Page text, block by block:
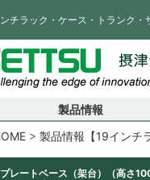
チラック・ケース・トランク
製品情報
製品情報【19インチ
プレートベース（架台）（高さ